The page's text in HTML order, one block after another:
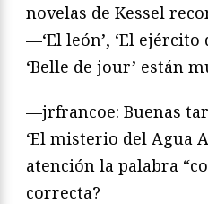
novelas de Kessel
—‘El león’, ‘El ejército
‘Belle de jour’ están
—jrfrancoe: Buenas
‘El misterio del Agua
atención la palabra
correcta?